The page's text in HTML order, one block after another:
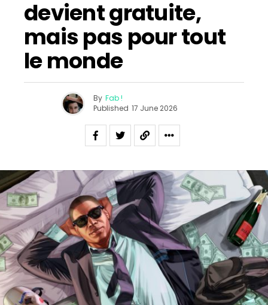
devient gratuite,
mais pas pour tout
le monde
By Fab !
Published 17 June 2026